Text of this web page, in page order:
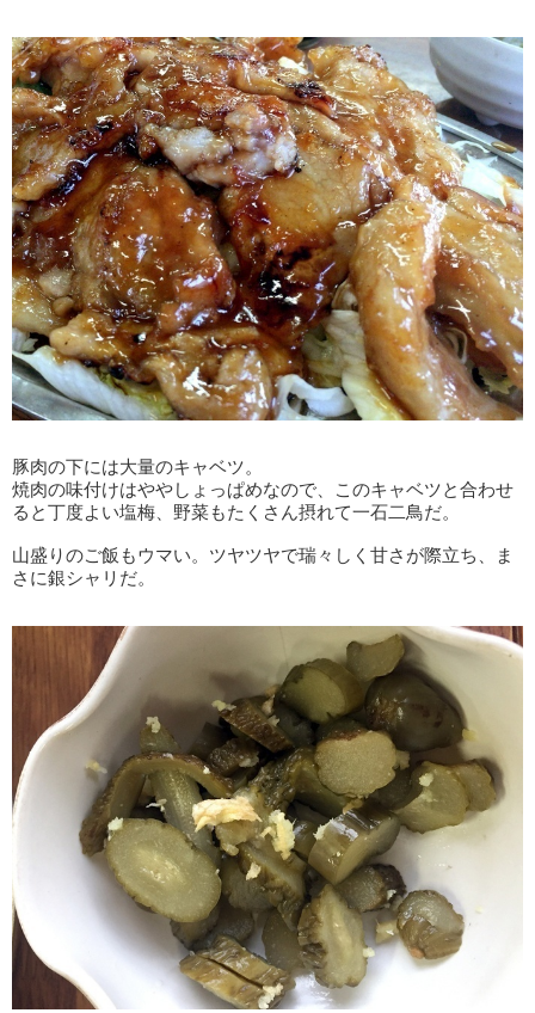
豚肉の下には大量のキャベツ。
焼肉の味付けはややしょっぱめなので、このキャベツと合わせ
ると丁度よい塩梅、野菜もたくさん摂れて一石二鳥だ。
山盛りのご飯もウマい。ツヤツヤで瑞々しく甘さが際立ち、ま
さに銀シャリだ。